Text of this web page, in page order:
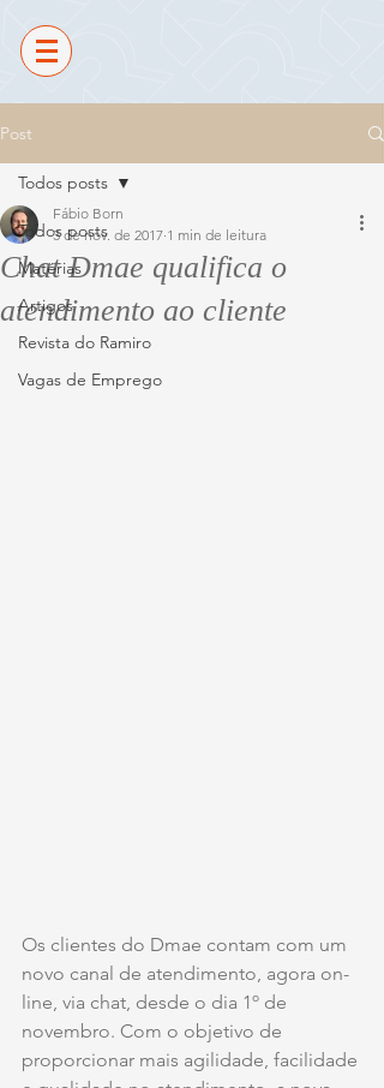
Post
Todos posts
Matérias
Artigos
Revista do Ramiro
Vagas de Emprego
Todos posts
Chat Dmae qualifica o
atendimento ao cliente
Fábio Born
3 de nov. de 2017 1 min de leitura
Os clientes do Dmae contam com um
novo canal de atendimento, agora on-
line, via chat, desde o dia 1º de
novembro. Com o objetivo de
proporcionar mais agilidade, facilidade